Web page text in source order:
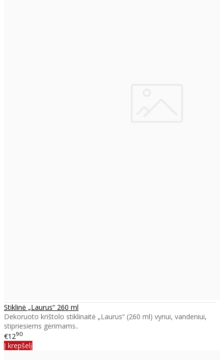
Stiklinė „Laurus“ 260 ml
Dekoruoto krištolo stiklinaitė „Laurus“ (260 ml) vynui, vandeniui,
stipriesiems gėrimams..
€1290
Į krepšelį